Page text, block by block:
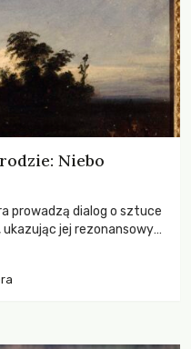
Niebo
prowadzą dialog o sztuce
jej rezonansowy